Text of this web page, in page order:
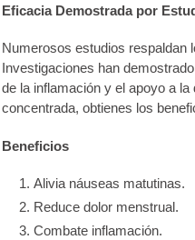
Eficacia Demostrada por
Numerosos estudios respaldan
Investigaciones han
de la inflamación y el apoyo a
concentrada, obtienes los
Beneficios
Alivia náuseas matutinas.
Reduce dolor menstrual.
Combate inflamación.